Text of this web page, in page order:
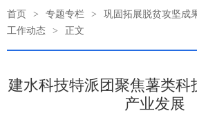
首页 > 专题专栏 > 巩固拓展脱贫攻坚成
工作动态
> 正文
建水科技特派团聚焦薯类科
产业发展